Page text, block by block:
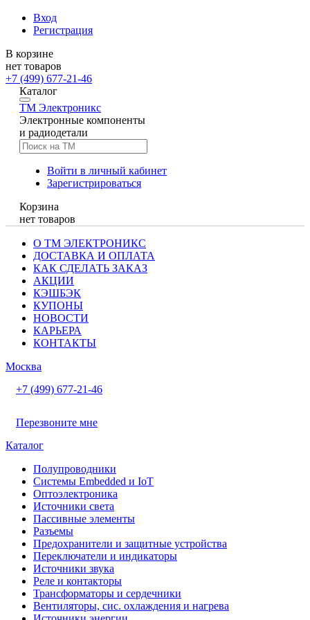
Вход
Регистрация
В корзине
нет товаров
+7 (499) 677-21-46
Каталог
TM Электроникс
Электронные компоненты
и радиодетали
Войти в личный кабинет
Зарегистрироваться
Корзина
нет товаров
О ТМ ЭЛЕКТРОНИКС
ДОСТАВКА И ОПЛАТА
КАК СДЕЛАТЬ ЗАКАЗ
АКЦИИ
КЭШБЭК
КУПОНЫ
НОВОСТИ
КАРЬЕРА
КОНТАКТЫ
Москва
+7 (499) 677-21-46
Перезвоните мне
Каталог
Полупроводники
Системы Embedded и IoT
Oптоэлектроника
Источники света
Пассивные элементы
Разъeмы
Предохранители и защитные устройства
Переключатели и индикаторы
Источники звука
Реле и контакторы
Трансформаторы и сердечники
Вентиляторы, сис. охлаждения и нагрева